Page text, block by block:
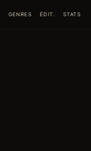
GENRES ÉDIT. STATS